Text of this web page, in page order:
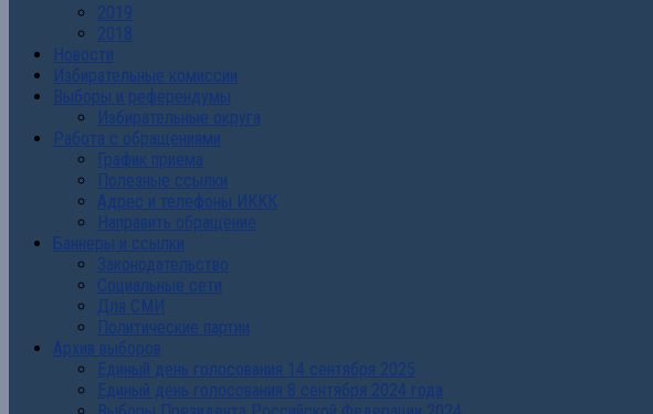
2019
2018
Новости
Избирательные комиссии
Выборы и референдумы
Избирательные округа
Работа с обращениями
График приема
Полезные ссылки
Адрес и телефоны ИККК
Направить обращение
Баннеры и ссылки
Законодательство
Социальные сети
Для СМИ
Политические партии
Архив выборов
Единый день голосования 14 сентября 2025
Единый день голосования 8 сентября 2024 года